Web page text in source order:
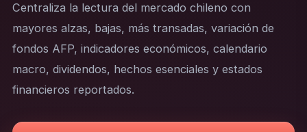
Centraliza la lectura del mercado chileno con
mayores alzas, bajas, más transadas, variación de
fondos AFP, indicadores económicos, calendario
macro, dividendos, hechos esenciales y estados
financieros reportados.